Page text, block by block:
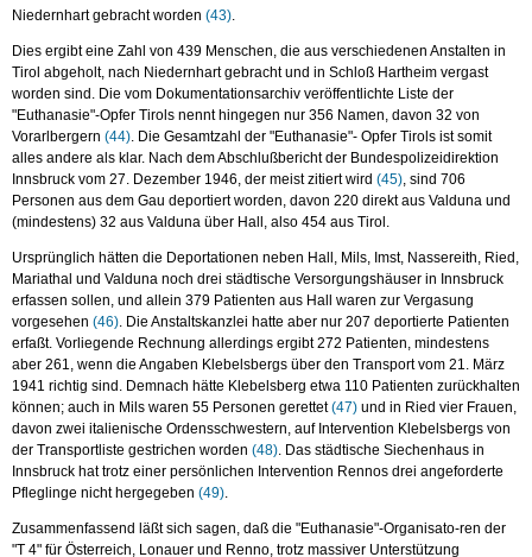
Niedernhart gebracht worden (43).
Dies ergibt eine Zahl von 439 Menschen, die aus verschiedenen Anstalten in
Tirol abgeholt, nach Niedernhart gebracht und in Schloß Hartheim vergast
worden sind. Die vom Dokumentationsarchiv veröffentlichte Liste der
"Euthanasie"-Opfer Tirols nennt hingegen nur 356 Namen, davon 32 von
Vorarlbergern (44). Die Gesamtzahl der "Euthanasie"- Opfer Tirols ist somit
alles andere als klar. Nach dem Abschlußbericht der Bundespolizeidirektion
Innsbruck vom 27. Dezember 1946, der meist zitiert wird (45), sind 706
Personen aus dem Gau deportiert worden, davon 220 direkt aus Valduna und
(mindestens) 32 aus Valduna über Hall, also 454 aus Tirol.
Ursprünglich hätten die Deportationen neben Hall, Mils, Imst, Nassereith, Ried,
Mariathal und Valduna noch drei städtische Versorgungshäuser in Innsbruck
erfassen sollen, und allein 379 Patienten aus Hall waren zur Vergasung
vorgesehen (46). Die Anstaltskanzlei hatte aber nur 207 deportierte Patienten
erfaßt. Vorliegende Rechnung allerdings ergibt 272 Patienten, mindestens
aber 261, wenn die Angaben Klebelsbergs über den Transport vom 21. März
1941 richtig sind. Demnach hätte Klebelsberg etwa 110 Patienten zurückhalten
können; auch in Mils waren 55 Personen gerettet(47)und in Ried vier Frauen,
davon zwei italienische Ordensschwestern, auf Intervention Klebelsbergs von
der Transportliste gestrichen worden (48). Das städtische Siechenhaus in
Innsbruck hat trotz einer persönlichen Intervention Rennos drei angeforderte
Pfleglinge nicht hergegeben (49).
Zusammenfassend läßt sich sagen, daß die "Euthanasie"-Organisato-ren der
"T 4" für Österreich, Lonauer und Renno, trotz massiver Unterstützung